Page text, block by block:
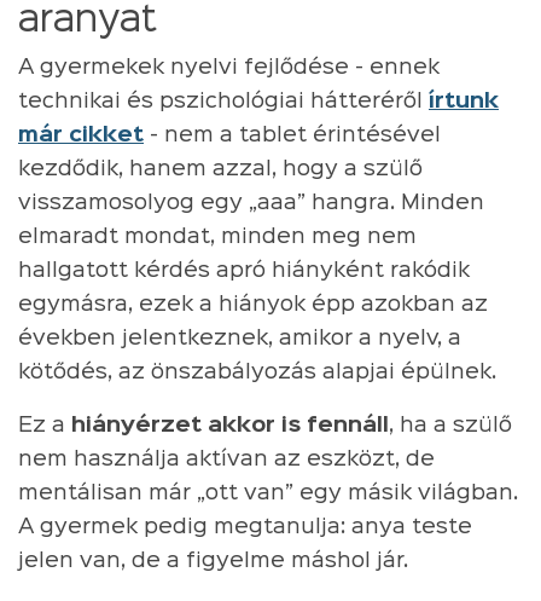
aranyat
A gyermekek nyelvi fejlődése - ennek
technikai és pszichológiai hátteréről írtunk
már cikket - nem a tablet érintésével
kezdődik, hanem azzal, hogy a szülő
visszamosolyog egy „aaa” hangra. Minden
elmaradt mondat, minden meg nem
hallgatott kérdés apró hiányként rakódik
egymásra, ezek a hiányok épp azokban az
években jelentkeznek, amikor a nyelv, a
kötődés, az önszabályozás alapjai épülnek.
Ez a hiányérzet akkor is fennáll , ha a szülő
nem használja aktívan az eszközt, de
mentálisan már „ott van” egy másik világban.
A gyermek pedig megtanulja: anya teste
jelen van, de a figyelme máshol jár.